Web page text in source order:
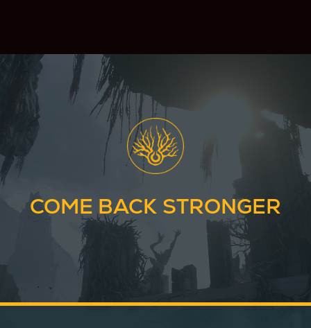
COME BACK STRONGER